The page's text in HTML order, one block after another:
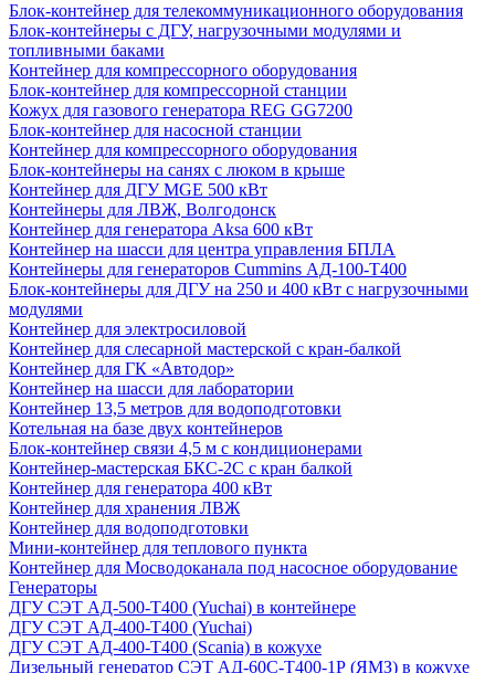
Блок-контейнер для телекоммуникационного оборудования
Блок-контейнеры с ДГУ, нагрузочными модулями и
топливными баками
Контейнер для компрессорного оборудования
Блок-контейнер для компрессорной станции
Кожух для газового генератора REG GG7200
Блок-контейнер для насосной станции
Контейнер для компрессорного оборудования
Блок-контейнеры на санях с люком в крыше
Контейнер для ДГУ MGE 500 кВт
Контейнеры для ЛВЖ, Волгодонск
Контейнер для генератора Aksa 600 кВт
Контейнер на шасси для центра управления БПЛА
Контейнеры для генераторов Cummins АД-100-Т400
Блок-контейнеры для ДГУ на 250 и 400 кВт с нагрузочными
модулями
Контейнер для электросиловой
Контейнер для слесарной мастерской с кран-балкой
Контейнер для ГК «Автодор»
Контейнер на шасси для лаборатории
Контейнер 13,5 метров для водоподготовки
Котельная на базе двух контейнеров
Блок-контейнер связи 4,5 м с кондиционерами
Контейнер-мастерская БКС-2С с кран балкой
Контейнер для генератора 400 кВт
Контейнер для хранения ЛВЖ
Контейнер для водоподготовки
Мини-контейнер для теплового пункта
Контейнер для Мосводоканала под насосное оборудование
Генераторы
ДГУ СЭТ АД-500-Т400 (Yuchai) в контейнере
ДГУ СЭТ АД-400-Т400 (Yuchai)
ДГУ СЭТ АД-400-Т400 (Scania) в кожухе
Дизельный генератор СЭТ АД-60С-Т400-1Р (ЯМЗ) в кожухе